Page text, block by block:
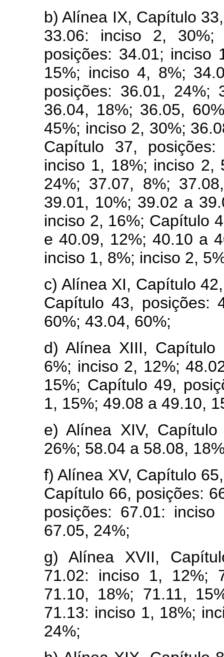
b) Alínea IX, Capítulo
33.06: inciso 2,
posições: 34.01; inciso
15%; inciso 4, 8%;
posições: 36.01, 24%;
36.04, 18%; 36.05,
45%; inciso 2, 30%;
Capítulo 37,
inciso 1, 18%; inciso 2,
24%; 37.07, 8%;
39.01, 10%; 39.02 a
inciso 2, 16%; Capítulo
e 40.09, 12%; 40.10 a
inciso 1, 8%; inciso 2,
c) Alínea XI, Capítulo
Capítulo 43, posições:
60%; 43.04, 60%;
d) Alínea XIII,
6%; inciso 2, 12%;
15%; Capítulo 49,
1, 15%; 49.08 a 49.10,
e) Alínea XIV,
26%; 58.04 a 58.08,
f) Alínea XV, Capítulo
Capítulo 66, posições:
posições: 67.01:
67.05, 24%;
g) Alínea XVII,
71.02: inciso 1, 12%;
71.10, 18%; 71.11,
71.13: inciso 1, 18%;
24%;